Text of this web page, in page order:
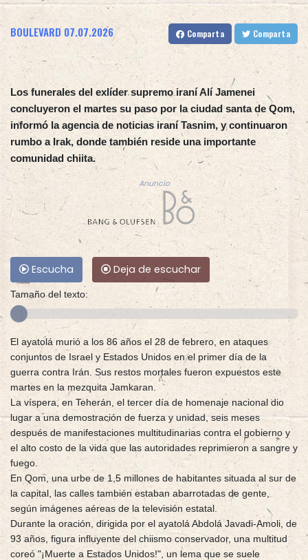
BOULEVARD 07.07.2026 Comparta Comparta
Los funerales del exlíder supremo iraní Alí Jamenei
concluyeron el martes su paso por la ciudad santa de Qom,
informó la agencia de noticias iraní Tasnim, y continuaron
rumbo a Irak, donde también reside una importante
comunidad chiita.
Anuncio
Escucha Deja de escuchar
Tamaño del texto:
El ayatolá murió a los 86 años el 28 de febrero, en ataques
conjuntos de Israel y Estados Unidos en el primer día de la
guerra contra Irán. Sus restos mortales fueron expuestos este
martes en la mezquita Jamkaran.
La víspera, en Teherán, el tercer día de homenaje nacional dio
lugar a una demostración de fuerza y unidad, seis meses
después de manifestaciones multitudinarias contra el gobierno y
el alto costo de la vida que las autoridades reprimieron a sangre y
fuego.
En Qom, una urbe de 1,5 millones de habitantes situada al sur de
la capital, las calles también estaban abarrotadas de gente,
según imágenes aéreas de la televisión estatal.
Durante la oración, dirigida por el ayatolá Abdolá Javadi-Amoli, de
93 años, figura influyente del chiismo conservador, una multitud
coreó "¡Muerte a Estados Unidos!", un lema que se suele